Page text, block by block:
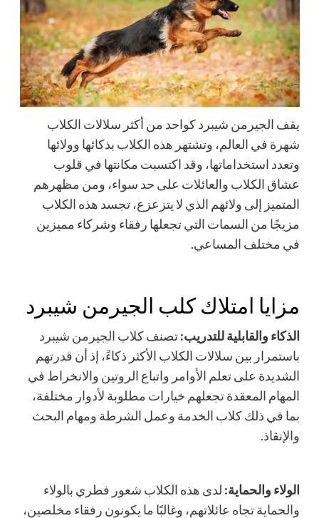
يقف الجيرمن شيبرد كواحد من أكثر سلالات الكلاب
شهرة في العالم، وتشتهر هذه الكلاب بذكائها وولائها
وتعدد استخداماتها، وقد اكتسبت مكانتها في قلوب
عشاق الكلاب والعائلات على حد سواء، ومن مظهرهم
المتميز إلى ولائهم الذي لا يتزعزع، تجسد هذه الكلاب
مزيجًا من السمات التي تجعلها رفقاء وشركاء مميزين
في مختلف المساعي.
مزايا امتلاك كلب الجيرمن شيبرد
الذكاء والقابلية للتدريب:تصنف كلاب الجيرمن شيبرد
باستمرار بين سلالات الكلاب الأكثر ذكاءً، إذ أن قدرتهم
الشديدة على تعلم الأوامر واتباع الروتين والانخراط في
المهام المعقدة تجعلهم خيارات مطلوبة لأدوار مختلفة،
بما في ذلك كلاب الخدمة وعمل الشرطة ومهام البحث
والإنقاذ.
الولاء والحماية: لدى هذه الكلاب شعور فطري بالولاء
والحماية تجاه عائلاتهم، وغالبًا ما يكونون رفقاء مخلصين،